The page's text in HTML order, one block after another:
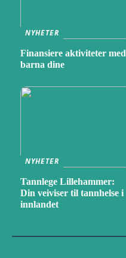
NYHETER
Finansiere aktiviteter med
barna dine
NYHETER
Tannlege Lillehammer:
Din veiviser til tannhelse i
innlandet